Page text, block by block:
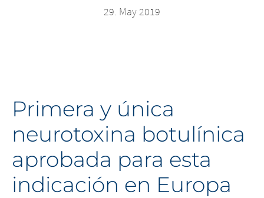
United States
29. May 2019
Primera y única
neurotoxina botulínica
aprobada para esta
indicación en Europa